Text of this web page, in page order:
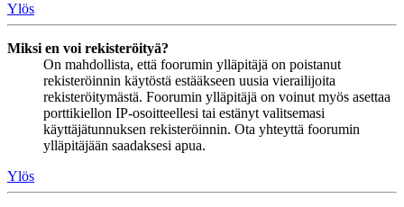
Ylös
Miksi en voi rekisteröityä?
On mahdollista, että foorumin ylläpitäjä on poistanut
rekisteröinnin käytöstä estääkseen uusia vierailijoita
rekisteröitymästä. Foorumin ylläpitäjä on voinut myös asettaa
porttikiellon IP-osoitteellesi tai estänyt valitsemasi
käyttäjätunnuksen rekisteröinnin. Ota yhteyttä foorumin
ylläpitäjään saadaksesi apua.
Ylös